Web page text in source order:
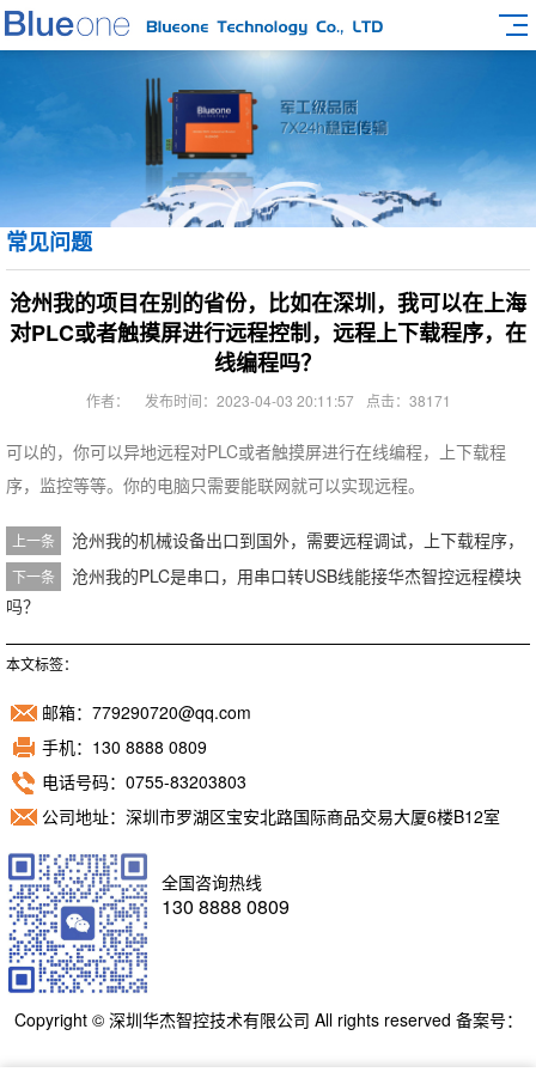
常见问题
沧州我的项目在别的省份，比如在深圳，我可以在上海
对PLC或者触摸屏进行远程控制，远程上下载程序，在
线编程吗？
作者： 发布时间：2023-04-03 20:11:57 点击：38171
可以的，你可以异地远程对PLC或者触摸屏进行在线编程，上下载程
序，监控等等。你的电脑只需要能联网就可以实现远程。
上一条 沧州我的机械设备出口到国外，需要远程调试，上下载程序，
下一条
沧州我的PLC是串口，用串口转USB线能接华杰智控远程模块
吗？
本文标签：
邮箱：779290720@qq.com
手机：130 8888 0809
电话号码：0755-83203803
公司地址：深圳市罗湖区宝安北路国际商品交易大厦6楼B12室
全国咨询热线
130 8888 0809
Copyright © 深圳华杰智控技术有限公司 All rights reserved 备案号：